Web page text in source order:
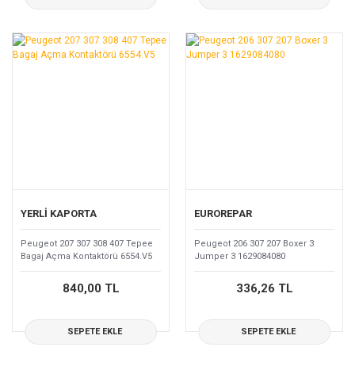
YERLİ KAPORTA
Peugeot 207 307 308 407 Tepee
Bagaj Açma Kontaktörü 6554.V5
840,00 TL
SEPETE EKLE
EUROREPAR
Peugeot 206 307 207 Boxer 3
Jumper 3 1629084080
336,26 TL
SEPETE EKLE